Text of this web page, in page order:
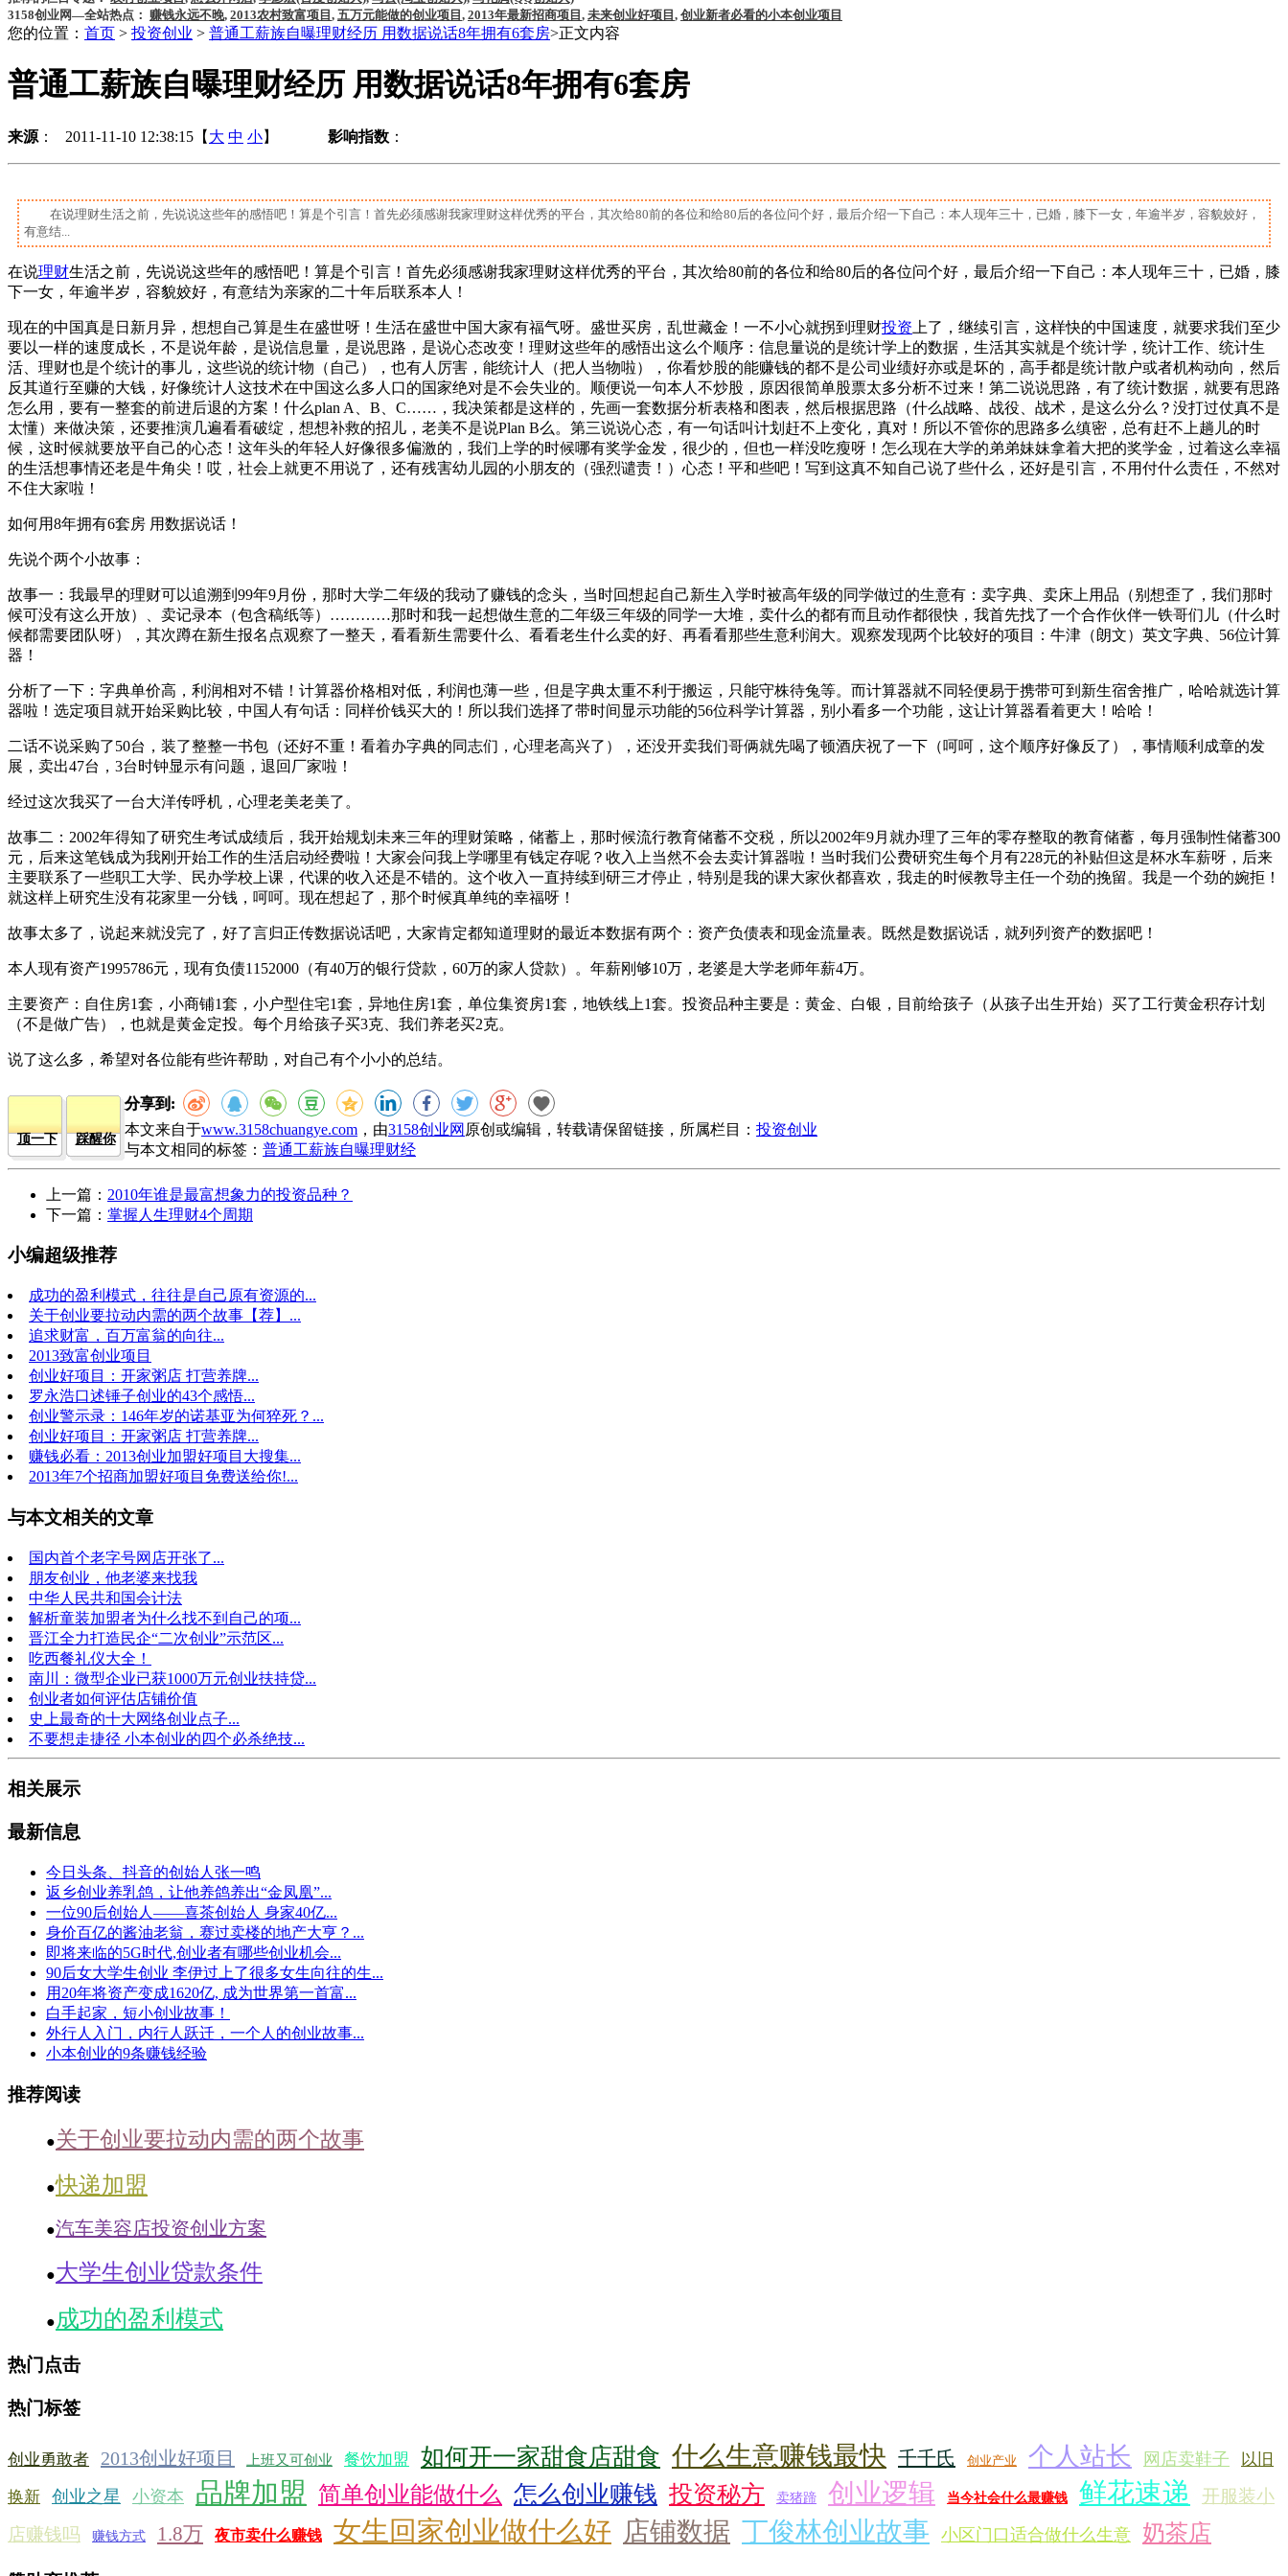
3158创业网—全站热点： 赚钱永远不晚, 2013农村致富项目 , 五万元能做的创业项目 , 2013年最新招商项目 , 未来创业好项目 , 创业新者必看的小本创业项目
您的位置： 首页 > 投资创业 > 普通工薪族自曝理财经历 用数据说话8年拥有6套房>正文内容
普通工薪族自曝理财经历 用数据说话8年拥有6套房
来源 ： 2011-11-10 12:38:15【 大 中 小】 影响指数 ：
在说理财生活之前，先说说这些年的感悟吧！算是个引言！首先必须感谢我家理财这样优秀的平台，其次给80前的各位和给80后的各位问个好，最后介绍一下自己：本人现年三十，已婚，膝下一女，年逾半岁，容貌姣好，
有意结...
在说理财生活之前，先说说这些年的感悟吧！算是个引言！首先必须感谢我家理财这样优秀的平台，其次给80前的各位和给80后的各位问个好，最后介绍一下自己：本人现年三十，已婚，膝
下一女，年逾半岁，容貌姣好，有意结为亲家的二十年后联系本人！
现在的中国真是日新月异，想想自己算是生在盛世呀！生活在盛世中国大家有福气呀。盛世买房，乱世藏金！一不小心就拐到理财投资 上了，继续引言，这样快的中国速度，就要求我们至少
要以一样的速度成长，不是说年龄，是说信息量，是说思路，是说心态改变！理财这些年的感悟出这么个顺序：信息量说的是统计学上的数据，生活其实就是个统计学，统计工作、统计生
活、理财也是个统计的事儿，这些说的统计物（自己），也有人厉害，能统计人（把人当物啦），你看炒股的能赚钱的都不是公司业绩好亦或是坏的，高手都是统计散户或者机构动向，然后
反其道行至赚的大钱，好像统计人这技术在中国这么多人口的国家绝对是不会失业的。顺便说一句本人不炒股，原因很简单股票太多分析不过来！第二说说思路，有了统计数据，就要有思路
怎么用，要有一整套的前进后退的方案！什么plan A、B、C……，我决策都是这样的，先画一套数据分析表格和图表，然后根据思路（什么战略、战役、战术，是这么分么？没打过仗真不是
太懂）来做决策，还要推演几遍看看破绽，想想补救的招儿，老美不是说Plan B么。第三说说心态，有一句话叫计划赶不上变化，真对！所以不管你的思路多么缜密，总有赶不上趟儿的时
候，这时候就要放平自己的心态！这年头的年轻人好像很多偏激的，我们上学的时候哪有奖学金发，很少的，但也一样没吃瘦呀！怎么现在大学的弟弟妹妹拿着大把的奖学金，过着这么幸福
的生活想事情还老是牛角尖！哎，社会上就更不用说了，还有残害幼儿园的小朋友的（强烈谴责！）心态！平和些吧！写到这真不知自己说了些什么，还好是引言，不用付什么责任，不然对
不住大家啦！
如何用8年拥有6套房 用数据说话！
先说个两个小故事：
故事一：我最早的理财可以追溯到99年9月份，那时大学二年级的我动了赚钱的念头，当时回想起自己新生入学时被高年级的同学做过的生意有：卖字典、卖床上用品（别想歪了，我们那时
候可没有这么开放）、卖记录本（包含稿纸等）…………那时和我一起想做生意的二年级三年级的同学一大堆，卖什么的都有而且动作都很快，我首先找了一个合作伙伴一铁哥们儿（什么时
候都需要团队呀），其次蹲在新生报名点观察了一整天，看看新生需要什么、看看老生什么卖的好、再看看那些生意利润大。观察发现两个比较好的项目：牛津（朗文）英文字典、56位计算
器！
分析了一下：字典单价高，利润相对不错！计算器价格相对低，利润也薄一些，但是字典太重不利于搬运，只能守株待兔等。而计算器就不同轻便易于携带可到新生宿舍推广，哈哈就选计算
器啦！选定项目就开始采购比较，中国人有句话：同样价钱买大的！所以我们选择了带时间显示功能的56位科学计算器，别小看多一个功能，这让计算器看着更大！哈哈！
二话不说采购了50台，装了整整一书包（还好不重！看着办字典的同志们，心理老高兴了），还没开卖我们哥俩就先喝了顿酒庆祝了一下（呵呵，这个顺序好像反了），事情顺利成章的发
展，卖出47台，3台时钟显示有问题，退回厂家啦！
经过这次我买了一台大洋传呼机，心理老美老美了。
故事二：2002年得知了研究生考试成绩后，我开始规划未来三年的理财策略，储蓄上，那时候流行教育储蓄不交税，所以2002年9月就办理了三年的零存整取的教育储蓄，每月强制性储蓄300
元，后来这笔钱成为我刚开始工作的生活启动经费啦！大家会问我上学哪里有钱定存呢？收入上当然不会去卖计算器啦！当时我们公费研究生每个月有228元的补贴但这是杯水车薪呀，后来
主要联系了一些职工大学、民办学校上课，代课的收入还是不错的。这个收入一直持续到研三才停止，特别是我的课大家伙都喜欢，我走的时候教导主任一个劲的挽留。我是一个劲的婉拒！
就这样上研究生没有花家里一分钱，呵呵。现在想起了，那个时候真单纯的幸福呀！
故事太多了，说起来就没完了，好了言归正传数据说话吧，大家肯定都知道理财的最近本数据有两个：资产负债表和现金流量表。既然是数据说话，就列列资产的数据吧！
本人现有资产1995786元，现有负债1152000（有40万的银行贷款，60万的家人贷款）。年薪刚够10万，老婆是大学老师年薪4万。
主要资产：自住房1套，小商铺1套，小户型住宅1套，异地住房1套，单位集资房1套，地铁线上1套。投资品种主要是：黄金、白银，目前给孩子（从孩子出生开始）买了工行黄金积存计划
（不是做广告），也就是黄金定投。每个月给孩子买3克、我们养老买2克。
说了这么多，希望对各位能有些许帮助，对自己有个小小的总结。
顶一下 踩醒你
分享到:
本文来自于www.3158chuangye.com ，由3158创业网 原创或编辑，转载请保留链接，所属栏目： 投资创业
与本文相同的标签： 普通工薪族自曝理财经
上一篇： 2010年谁是最富想象力的投资品种？
下一篇： 掌握人生理财4个周期
小编超级推荐
成功的盈利模式，往往是自己原有资源的...
关于创业要拉动内需的两个故事【荐】...
追求财富，百万富翁的向往...
2013致富创业项目
创业好项目：开家粥店 打营养牌...
罗永浩口述锤子创业的43个感悟...
创业警示录：146年岁的诺基亚为何猝死？...
创业好项目：开家粥店 打营养牌...
赚钱必看：2013创业加盟好项目大搜集...
2013年7个招商加盟好项目免费送给你!...
与本文相关的文章
国内首个老字号网店开张了...
朋友创业，他老婆来找我
中华人民共和国会计法
解析童装加盟者为什么找不到自己的项...
晋江全力打造民企“二次创业”示范区...
吃西餐礼仪大全！
南川：微型企业已获1000万元创业扶持贷...
创业者如何评估店铺价值
史上最奇的十大网络创业点子...
不要想走捷径 小本创业的四个必杀绝技...
相关展示
最新信息
今日头条、抖音的创始人张一鸣
返乡创业养乳鸽，让他养鸽养出“金凤凰”...
一位90后创始人——喜茶创始人 身家40亿...
身价百亿的酱油老翁，赛过卖楼的地产大亨？...
即将来临的5G时代,创业者有哪些创业机会...
90后女大学生创业 李伊过上了很多女生向往的生...
用20年将资产变成1620亿, 成为世界第一首富...
白手起家，短小创业故事！
外行人入门，内行人跃迁，一个人的创业故事...
小本创业的9条赚钱经验
推荐阅读
●关于创业要拉动内需的两个故事
●快递加盟
●汽车美容店投资创业方案
●大学生创业贷款条件
●成功的盈利模式
热门点击
热门标签
创业勇敢者 2013创业好项目 上班又可创业 餐饮加盟 如何开一家甜食店甜食 什么生意赚钱最快 千千氏 创业产业 个人站长 网店卖鞋子 以旧
换新 创业之星 小资本 品牌加盟 简单创业能做什么 怎么创业赚钱 投资秘方 卖猪蹄 创业逻辑 当今社会什么最赚钱 鲜花速递
开服装小
店赚钱吗
赚钱方式 1.8万 夜市卖什么赚钱 女生回家创业做什么好 店铺数据 丁俊林创业故事 小区门口适合做什么生意 奶茶店